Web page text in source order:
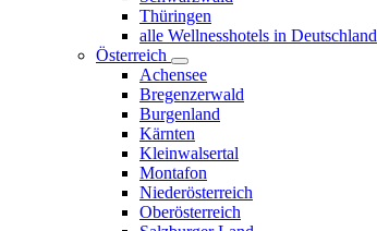
Thüringen
alle Wellnesshotels in Deutschland
Österreich
Achensee
Bregenzerwald
Burgenland
Kärnten
Kleinwalsertal
Montafon
Niederösterreich
Oberösterreich